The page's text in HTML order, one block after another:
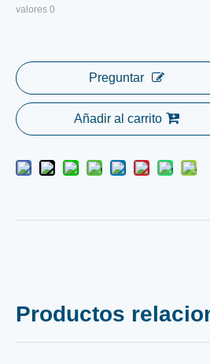
valores 0
Preguntar
Añadir al carrito
Productos